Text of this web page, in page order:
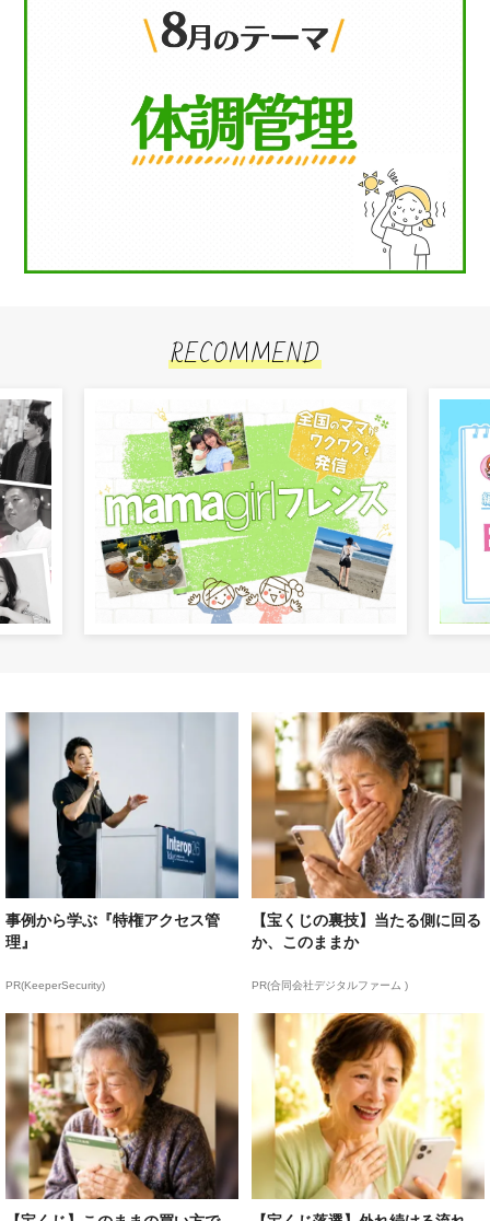
RECOMMEND
事例から学ぶ『特権アクセス管
理』
PR(KeeperSecurity)
【宝くじの裏技】当たる側に回る
か、このままか
PR(合同会社デジタルファーム )